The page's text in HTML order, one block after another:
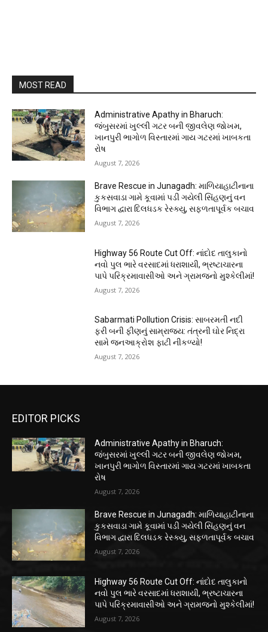
MOST READ
Administrative Apathy in Bharuch:
જંબુસરમાં ખુલ્લી ગટર બની જીવલેણ જોખમ,
ખાનપુરી ભાગોળ વિસ્તારમાં ગાય ગટરમાં ખાબકતા
રોષ
August 7, 2026
Brave Rescue in Junagadh: માળિયાહાટીનાના
કુકસવાડા ગામે કૂવામાં પડી ગયેલી સિંહણનું વન
વિભાગ દ્વારા દિલધડક રેસ્ક્યુ, સફળતાપૂર્વક બચાવ
August 7, 2026
Highway 56 Route Cut Off: નાંદોદ તાલુકાનો
નવો પુલ ભારે વરસાદમાં ધરાશાયી, ભ્રષ્ટાચારના
પાપે પરિક્રમાવાસીઓ અને ગ્રામજનો મુશ્કેલીમાં!
August 7, 2026
Sabarmati Pollution Crisis: સાબરમતી નદી
ફરી બની ફીણનું સામ્રાજ્ય: તંત્રની ઘોર નિદ્રા
સામે જનઆક્રોશ ફાટી નીકળ્યો!
August 7, 2026
EDITOR PICKS
Administrative Apathy in Bharuch:
જંબુસરમાં ખુલ્લી ગટર બની જીવલેણ જોખમ,
ખાનપુરી ભાગોળ વિસ્તારમાં ગાય ગટરમાં ખાબકતા
રોષ
August 7, 2026
Brave Rescue in Junagadh: માળિયાહાટીનાના
કુકસવાડા ગામે કૂવામાં પડી ગયેલી સિંહણનું વન
વિભાગ દ્વારા દિલધડક રેસ્ક્યુ, સફળતાપૂર્વક બચાવ
August 7, 2026
Highway 56 Route Cut Off: નાંદોદ તાલુકાનો
નવો પુલ ભારે વરસાદમાં ધરાશાયી, ભ્રષ્ટાચારના
પાપે પરિક્રમાવાસીઓ અને ગ્રામજનો મુશ્કેલીમાં!
August 7, 2026